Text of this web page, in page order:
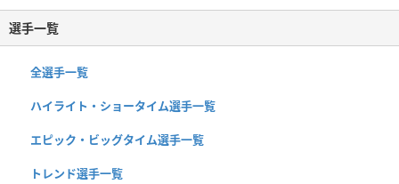
選手一覧
全選手一覧
ハイライト・ショータイム選手一覧
エピック・ビッグタイム選手一覧
トレンド選手一覧